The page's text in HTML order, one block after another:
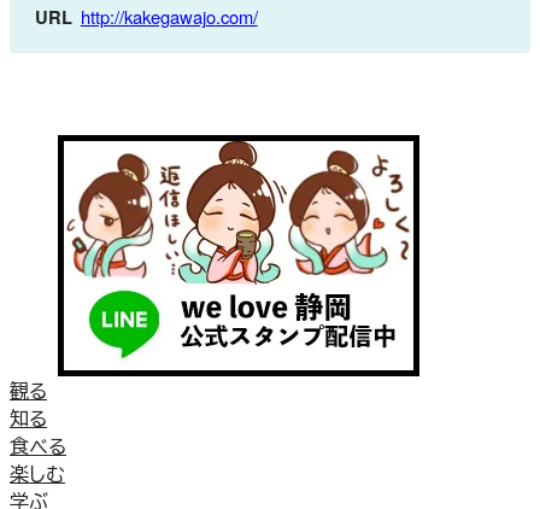
URL http://kakegawajo.com/
観る
知る
食べる
楽しむ
学ぶ